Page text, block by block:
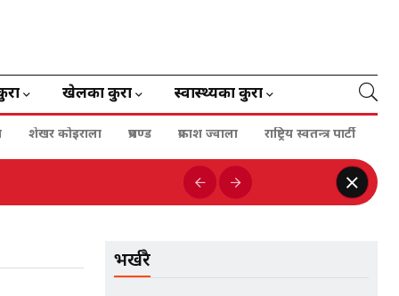
खेलका कुरा स्वास्थ्यका कुरा
शेखर कोइराला प्रचण्ड प्रकाश ज्वाला राष्ट्रिय स्वतन्त्र पार्टी
भर्खरै